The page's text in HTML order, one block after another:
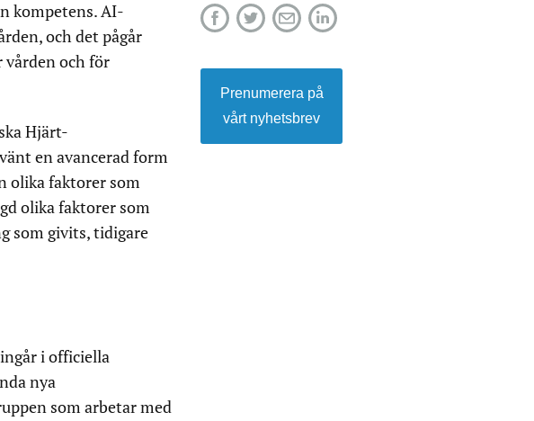
kompetens. AI-
och det pågår
vården och för
Hjärt-
en avancerad form
olika faktorer som
olika faktorer som
som givits, tidigare
i officiella
nya
som arbetar med
Prenumerera på
vårt nyhetsbrev